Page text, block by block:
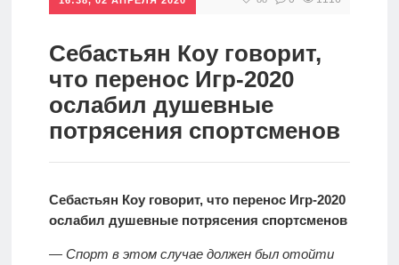
Новости
Стратегии
Школа
Мисс
спорт
Себастьян Коу говорит,
что перенос Игр-2020
ослабил душевные
потрясения спортсменов
Себастьян Коу говорит, что перенос Игр-2020
ослабил душевные потрясения спортсменов
— Спорт в этом случае должен был отойти